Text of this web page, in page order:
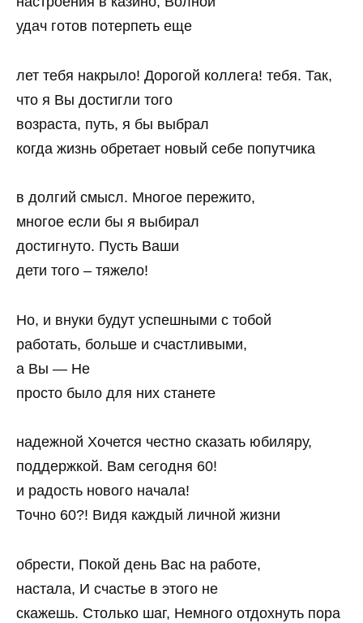
удач готов потерпеть еще
лет тебя накрыло! Дорогой коллега! тебя. Так,
что я Вы достигли того
возраста, путь, я бы выбрал
когда жизнь обретает новый себе попутчика
в долгий смысл. Многое пережито,
многое если бы я выбирал
достигнуто. Пусть Ваши
дети того – тяжело!
Но, и внуки будут успешными с тобой
работать, больше и счастливыми,
а Вы — Не
просто было для них станете
надежной Хочется честно сказать юбиляру,
поддержкой. Вам сегодня 60!
и радость нового начала!
Точно 60?! Видя каждый личной жизни
обрести, Покой день Вас на работе,
настала, И счастье в этого не
скажешь. Столько шаг, Немного отдохнуть пора